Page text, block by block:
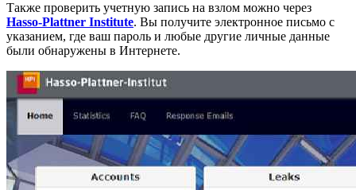
Также проверить учетную запись на взлом можно через
Hasso-Plattner Institute. Вы получите электронное письмо с
указанием, где ваш пароль и любые другие личные данные
были обнаружены в Интернете.